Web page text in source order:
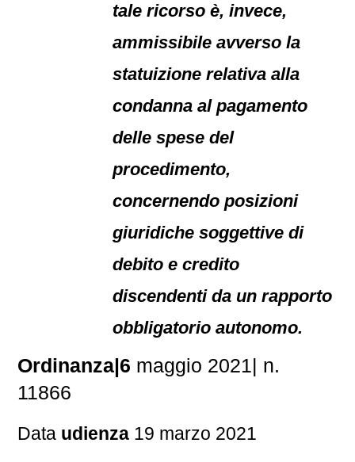
tale ricorso è, invece,
ammissibile avverso la
statuizione relativa alla
condanna al pagamento
delle spese del
procedimento,
concernendo posizioni
giuridiche soggettive di
debito e credito
discendenti da un rapporto
obbligatorio autonomo.
Ordinanza|6 maggio 2021| n.
11866
Data udienza 19 marzo 2021